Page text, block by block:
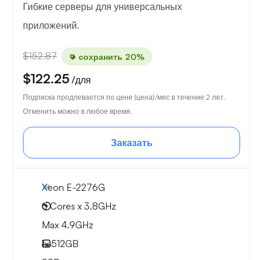
Гибкие серверы для универсальных
приложений.
$152.87 сохранить 20%
$122.25 /для
Подписка продлевается по цене {цена}/мес в течение 2 лет.
Отменить можно в любое время.
Заказать
Xeon E-2276G
6 Cores x 3.8GHz
Max 4.9GHz
1x512GB